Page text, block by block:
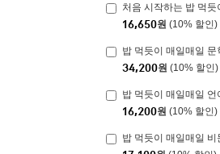
처음 시작하는 밥 먹
16,650원 (10% 할인)
밥 먹듯이 매일매일
34,200원 (10% 할인)
밥 먹듯이 매일매일
16,200원 (10% 할인)
밥 먹듯이 매일매일